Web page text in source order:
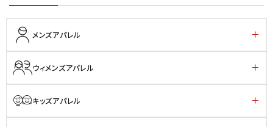
メンズアパレル
ウィメンズアパレル
キッズアパレル